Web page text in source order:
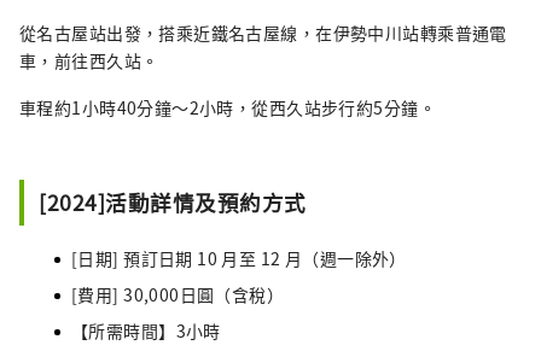
從名古屋站出發，搭乘近鐵名古屋線，在伊勢中川站轉乘普通電
車，前往西久站。
車程約1小時40分鐘～2小時，從西久站步行約5分鐘。
[2024]活動詳情及預約方式
[日期] 預訂日期 10 月至 12 月（週一除外）
[費用] 30,000日圓（含稅）
【所需時間】3小時